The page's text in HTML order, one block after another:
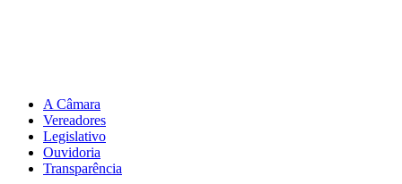
A Câmara
Vereadores
Legislativo
Ouvidoria
Transparência